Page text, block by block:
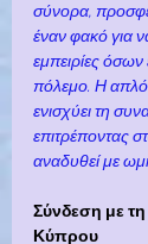
σύνορα,
έναν φακό για
εμπειρίες
πόλεμο. Η
ενισχύει τη
επιτρέποντας
αναδυθεί με
Σύνδεση με
Κύπρου